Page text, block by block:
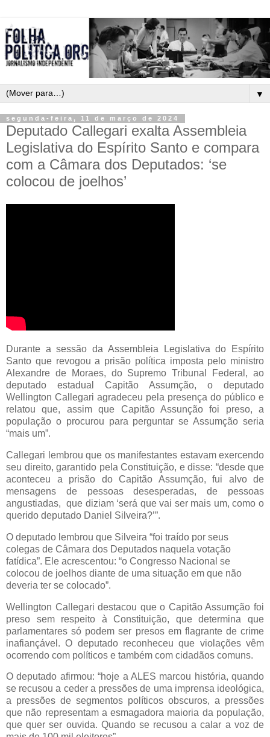
▼
segunda-feira, 11 de março de 2024
Deputado Callegari exalta Assembleia
Legislativa do Espírito Santo e compara
com a Câmara dos Deputados: ‘se
colocou de joelhos’
Durante a sessão da Assembleia Legislativa do Espírito
Santo que revogou a prisão política imposta pelo ministro
Alexandre de Moraes, do Supremo Tribunal Federal, ao
deputado estadual Capitão Assumção, o deputado
Wellington Callegari agradeceu pela presença do público e
relatou que, assim que Capitão Assunção foi preso, a
população o procurou para perguntar se Assumção seria
“mais um”.
Callegari lembrou que os manifestantes estavam exercendo
seu direito, garantido pela Constituição, e disse: “desde que
aconteceu a prisão do Capitão Assumção, fui alvo de
mensagens de pessoas desesperadas, de pessoas
angustiadas, que diziam ‘será que vai ser mais um, como o
querido deputado Daniel Silveira?’”.
O deputado lembrou que Silveira “foi traído por seus
colegas de Câmara dos Deputados naquela votação
fatídica”. Ele acrescentou: “o Congresso Nacional se
colocou de joelhos diante de uma situação em que não
deveria ter se colocado”.
Wellington Callegari destacou que o Capitão Assumção foi
preso sem respeito à Constituição, que determina que
parlamentares só podem ser presos em flagrante de crime
inafiançável. O deputado reconheceu que violações vêm
ocorrendo com políticos e também com cidadãos comuns.
O deputado afirmou: “hoje a ALES marcou história, quando
se recusou a ceder a pressões de uma imprensa ideológica,
a pressões de segmentos políticos obscuros, a pressões
que não representam a esmagadora maioria da população,
que quer ser ouvida. Quando se recusou a calar a voz de